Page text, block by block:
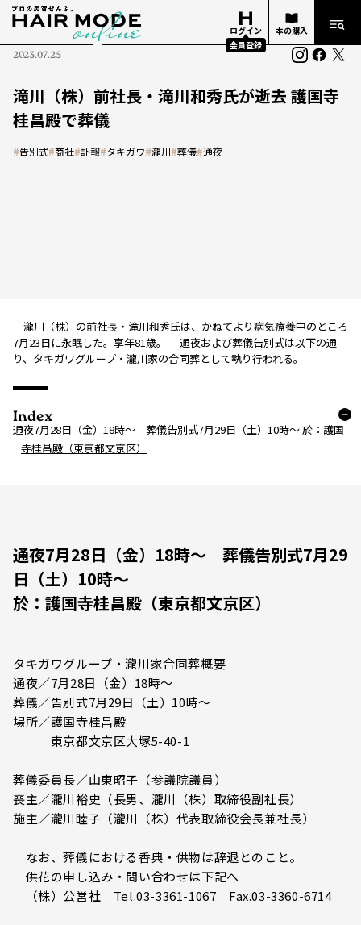
ログイン
会員登録
本の購入
2023.07.25
滝川（株）前社長・滝川和秀氏が逝去 護国寺
桂昌殿で葬儀
#告別式#商社#訃報#タキガワ#瀧川#葬儀#通夜
瀧川（株）の前社長・滝川和秀氏は、かねてより病気療養中のところ
7月23日に永眠した。享年81歳。 通夜および葬儀告別式は以下の通
り、タキガワグループ・瀧川家の合同葬として執り行われる。
Index
通夜7月28日（金）18時～ 葬儀告別式7月29日（土）10時～ 於：護国
寺桂昌殿（東京都文京区）
通夜7月28日（金）18時～ 葬儀告別式7月29
日（土）10時～
於：護国寺桂昌殿（東京都文京区）
タキガワグループ・瀧川家合同葬概要
通夜／7月28日（金）18時～
葬儀／告別式7月29日（土）10時～
場所／護国寺桂昌殿
東京都文京区大塚5-40-1
葬儀委員長／山東昭子（参議院議員）
喪主／瀧川裕史（長男、瀧川（株）取締役副社長）
施主／瀧川睦子（瀧川（株）代表取締役会長兼社長）
なお、葬儀における香典・供物は辞退とのこと。
供花の申し込み・問い合わせは下記へ
（株）公営社 Tel.03-3361-1067 Fax.03-3360-6714